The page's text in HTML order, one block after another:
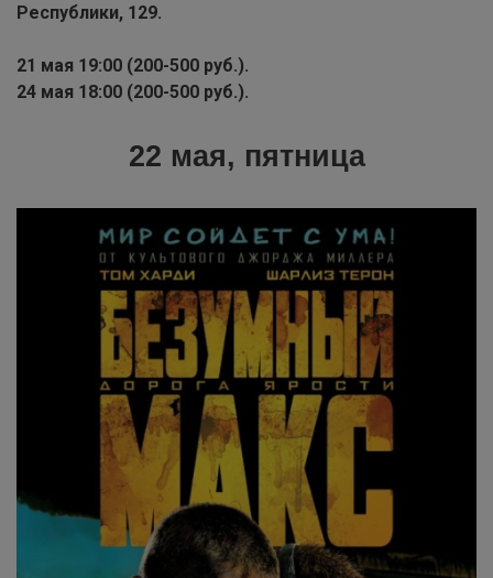
Республики, 129.
21 мая 19:00 (200-500 руб.).
24 мая 18:00 (200-500 руб.).
22 мая, пятница